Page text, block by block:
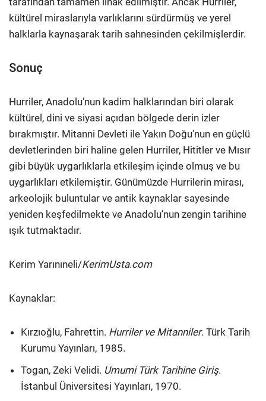
kültürel miraslarıyla varlıklarını sürdürmüş ve yerel
halklarla kaynaşarak tarih sahnesinden çekilmişlerdir.
Sonuç
Hurriler, Anadolu’nun kadim halklarından biri olarak
kültürel, dini ve siyasi açıdan bölgede derin izler
bırakmıştır. Mitanni Devleti ile Yakın Doğu’nun en güçlü
devletlerinden biri haline gelen Hurriler, Hititler ve Mısır
gibi büyük uygarlıklarla etkileşim içinde olmuş ve bu
uygarlıkları etkilemiştir. Günümüzde Hurrilerin mirası,
arkeolojik buluntular ve antik kaynaklar sayesinde
yeniden keşfedilmekte ve Anadolu’nun zengin tarihine
ışık tutmaktadır.
Kerim Yarınıneli/KerimUsta.com
Kaynaklar:
Kırzıoğlu, Fahrettin. Hurriler ve Mitanniler. Türk Tarih
Kurumu Yayınları, 1985.
Togan, Zeki Velidi. Umumi Türk Tarihine Giriş.
İstanbul Üniversitesi Yayınları, 1970.